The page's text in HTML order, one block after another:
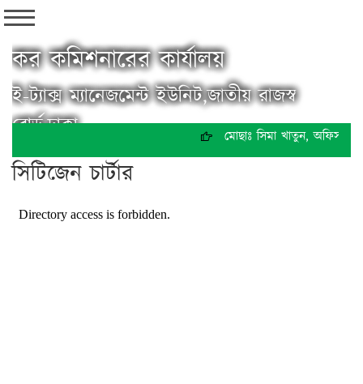
কর কমিশনারের কার্যালয়
ই-ট্যাক্স ম্যানেজমেন্ট ইউনিট,জাতীয় রাজস্ব
বোর্ড,ঢাকা
মোছাঃ সিমা খাতুন, অফিস
সিটিজেন চার্টার